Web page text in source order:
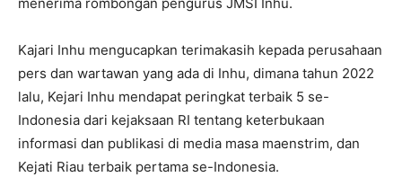
Kajari Inhu mengucapkan terimakasih kepada perusahaan
pers dan wartawan yang ada di Inhu, dimana tahun 2022
lalu, Kejari Inhu mendapat peringkat terbaik 5 se-
Indonesia dari kejaksaan RI tentang keterbukaan
informasi dan publikasi di media masa maenstrim, dan
Kejati Riau terbaik pertama se-Indonesia.